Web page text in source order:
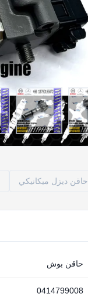
حاقن ديزل ميكانيكي
حاقن بوش
0414799008